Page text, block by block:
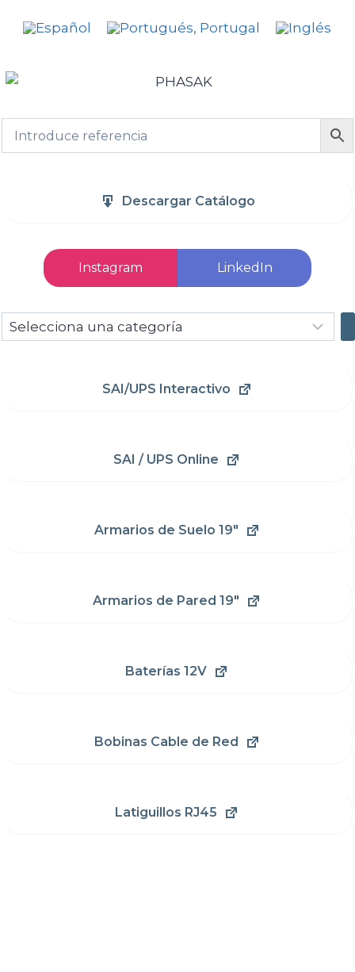
Descargar Catálogo
Instagram LinkedIn
Selecciona
una
SAI/UPS Interactivo
SAI / UPS Online
Armarios de Suelo 19"
Armarios de Pared 19"
Baterías 12V
Bobinas Cable de Red
Latiguillos RJ45